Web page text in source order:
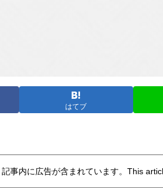
はてブ
記事内に広告が含まれています。This